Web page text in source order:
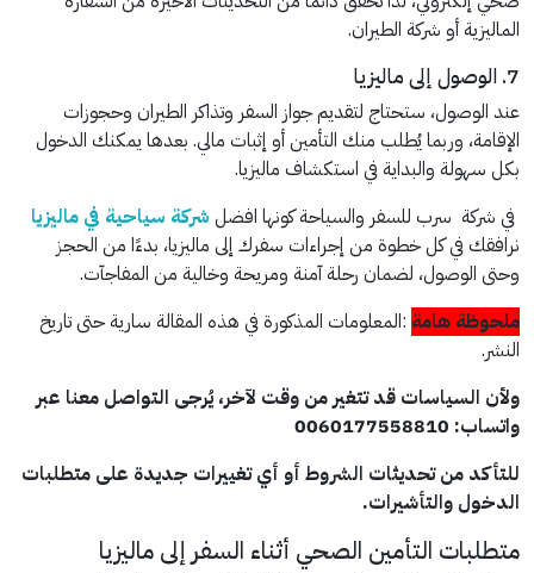
الماليزية أو شركة الطيران.
7. الوصول إلى ماليزيا
عند الوصول، ستحتاج لتقديم جواز السفر وتذاكر الطيران وحجوزات
الإقامة، وربما يُطلب منك التأمين أو إثبات مالي. بعدها يمكنك الدخول
بكل سهولة والبداية في استكشاف ماليزيا.
في شركة سرب للسفر والسياحة كونها افضل شركة سياحية في ماليزيا
نرافقك في كل خطوة من إجراءات سفرك إلى ماليزيا، بدءًا من الحجز
وحتى الوصول، لضمان رحلة آمنة ومريحة وخالية من المفاجآت.
ملحوظة هامة :المعلومات المذكورة في هذه المقالة سارية حتى تاريخ
النشر.
ولأن السياسات قد تتغير من وقت لآخر، يُرجى التواصل معنا عبر
واتساب: 0060177558810
للتأكد من تحديثات الشروط أو أي تغييرات جديدة على متطلبات
الدخول والتأشيرات.
متطلبات التأمين الصحي أثناء السفر إلى ماليزيا